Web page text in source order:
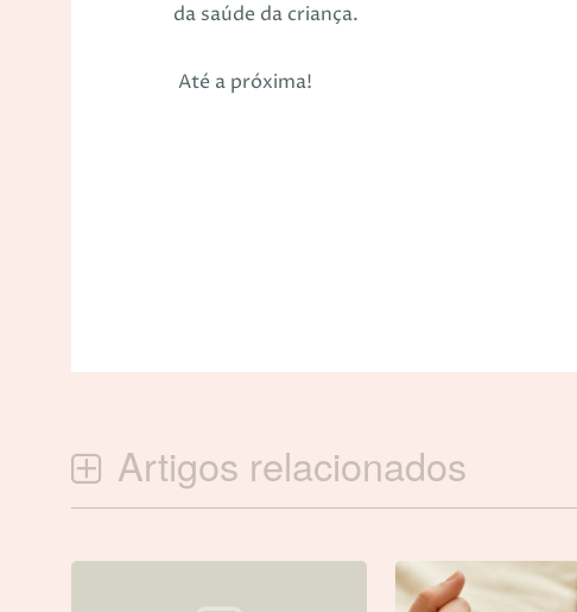
da saúde da criança.
Até a próxima!
Artigos relacionados